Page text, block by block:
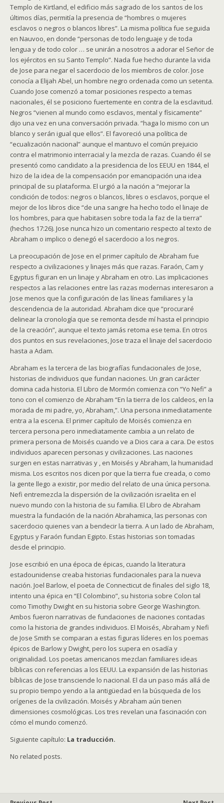
Templo de Kirtland, el edificio más sagrado de los santos de los
últimos días, permitía la presencia de “hombres o mujeres
esclavos o negros o blancos libres”. La misma política fue seguida
en Nauvoo, en donde “personas de todo lenguaje y de toda
lengua y de todo color … se unirán a nosotros a adorar el Señor de
los ejércitos en su Santo Templo”. Nada fue hecho durante la vida
de Jose para negar el sacerdocio de los miembros de color. Jose
conocía a Elijah Abel, un hombre negro ordenada como un setenta.
Cuando Jose comenzó a tomar posiciones respecto a temas
nacionales, él se posiciono fuertemente en contra de la esclavitud.
Negros “vienen al mundo como esclavos, mental y físicamente”
dijo una vez en una conversación privada. “haga lo mismo con un
blanco y serán igual que ellos”. El favoreció una política de
“ecualización nacional” aunque el mantuvo el común prejuicio
contra el matrimonio interracial y la mezcla de razas. Cuando él se
presentó como candidato a la presidencia de los EEUU en 1844, el
hizo de la idea de la compensación por emancipación una idea
principal de su plataforma. El urgió a la nación a “mejorar la
condición de todos: negros o blancos, libres o esclavos, porque el
mejor de los libros dice “de una sangre ha hecho todo el linaje de
los hombres, para que habitasen sobre toda la faz de la tierra”
(hechos 17:26). Jose nunca hizo un comentario respecto al texto de
Abraham o implico o denegó el sacerdocio a los negros.
La preocupación de Jose en el primer capítulo de Abraham fue
respecto a civilizaciones y linajes más que razas. Faraón, Cam y
Egyptus figuran en un linaje y Abraham en otro. Las implicaciones
respectos a las relaciones entre las razas modernas interesaron a
Jose menos que la configuración de las líneas familiares y la
descendencia de la autoridad. Abraham dice que “procuraré
delinear la cronología que se remonta desde mí hasta el principio
de la creación”, aunque el texto jamás retoma ese tema. En otros
dos puntos en sus revelaciones, Jose traza el linaje del sacerdocio
hasta a Adam.
Abraham es la tercera de las biografías fundacionales de Jose,
historias de individuos que fundan naciones. Un gran carácter
domina cada historia. El Libro de Mormón comienza con “Yo Nefi” a
tono con el comienzo de Abraham “En la tierra de los caldeos, en la
morada de mi padre, yo, Abraham,”. Una persona inmediatamente
entra a la escena. El primer capítulo de Moisés comienza en
tercera persona pero inmediatamente cambia a un relato de
primera persona de Moisés cuando ve a Dios cara a cara. De estos
individuos aparecen personas y civilizaciones. Las naciones
surgen en estas narrativas y , en Moisés y Abraham, la humanidad
misma. Los escritos nos dicen por que la tierra fue creada, o como
la gente llego a existir, por medio del relato de una única persona.
Nefi entremezcla la dispersión de la civilización israelita en el
nuevo mundo con la historia de su familia. El Libro de Abraham
muestra la fundación de la nación Abrahamica, las personas con
sacerdocio quienes van a bendecir la tierra. A un lado de Abraham,
Egyptus y Faraón fundan Egipto. Estas historias son tomadas
desde el principio.
Jose escribió en una época de épicas, cuando la literatura
estadounidense creaba historias fundacionales para la nueva
nación. Joel Barlow, el poeta de Connecticut de finales del siglo 18,
intento una épica en “El Colombino”, su historia sobre Colon tal
como Timothy Dwight en su historia sobre George Washington.
Ambos fueron narrativas de fundaciones de naciones contadas
como la historia de grandes individuos. El Moisés, Abraham y Nefi
de Jose Smith se comparan a estas figuras líderes en los poemas
épicos de Barlow y Dwight, pero los supera en osadía y
originalidad. Los poetas americanos mezclan familiares ideas
bíblicas con referencias a los EEUU. La expansión de las historias
bíblicas de Jose transciende lo nacional. El da un paso más allá de
su propio tiempo yendo a la antigüedad en la búsqueda de los
orígenes de la civilización. Moisés y Abraham aún tienen
dimensiones cosmológicas. Los tres revelan una fascinación con
cómo el mundo comenzó.
Siguiente capítulo: La traducción.
No related posts.